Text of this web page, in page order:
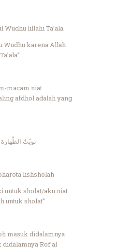
Wudhu lillahi Ta’ala
Wudhu karena Allah
Ta’ala”
macam niat
afdhol adalah yang
نَوَيْتُ الطَّهَارَةَ
lishsholah
untuk sholat/aku niat
untuk sholat”
masuk didalamnya
Rof’al